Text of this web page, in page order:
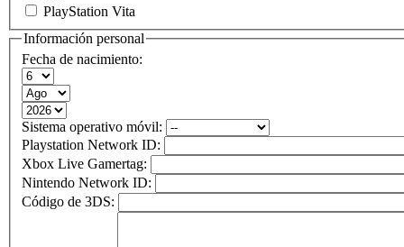
PlayStation Vita
Información personal
Fecha de nacimiento:
Sistema operativo móvil:
Playstation Network ID:
Xbox Live Gamertag:
Nintendo Network ID:
Código de 3DS: